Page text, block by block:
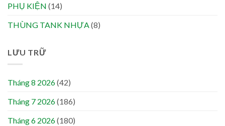
PHỤ KIỆN (14)
THÙNG TANK NHỰA (8)
LƯU TRỮ
Tháng 8 2026(42)
Tháng 7 2026(186)
Tháng 6 2026(180)